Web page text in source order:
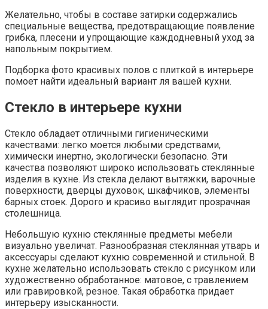
Желательно, чтобы в составе затирки содержались
специальные вещества, предотвращающие появление
грибка, плесени и упрощающие каждодневный уход за
напольным покрытием.
Подборка фото красивых полов с плиткой в интерьере
помоет найти идеальный вариант ля вашей кухни.
Стекло в интерьере кухни
Стекло обладает отличными гигиеническими
качествами: легко моется любыми средствами,
химически инертно, экологически безопасно. Эти
качества позволяют широко использовать стеклянные
изделия в кухне. Из стекла делают вытяжки, варочные
поверхности, дверцы духовок, шкафчиков, элементы
барных стоек. Дорого и красиво выглядит прозрачная
столешница.
Небольшую кухню стеклянные предметы мебели
визуально увеличат. Разнообразная стеклянная утварь и
аксессуары сделают кухню современной и стильной. В
кухне желательно использовать стекло с рисунком или
художественно обработанное: матовое, с травлением
или гравировкой, резное. Такая обработка придает
интерьеру изысканности.